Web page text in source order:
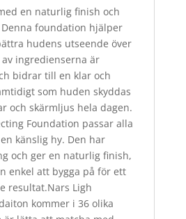
en naturlig finish och
foundation hjälper
hudens utseende över
ingredienserna är
bidrar till en klar och
som huden skyddas
och skärmljus hela dagen.
Foundation passar alla
känslig hy. Den har
och ger en naturlig finish,
enkel att bygga på för ett
resultat.Nars Ligh
kommer i 36 olika